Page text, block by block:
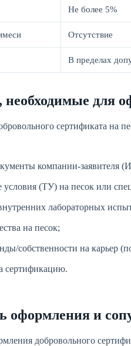
Не более 5%
Отсутствие
В пределах
для
сертификата на
компании-
условия (ТУ) на песок или
лабораторных
на песок;
собственности на карьер
сертификацию.
оформления и
добровольного